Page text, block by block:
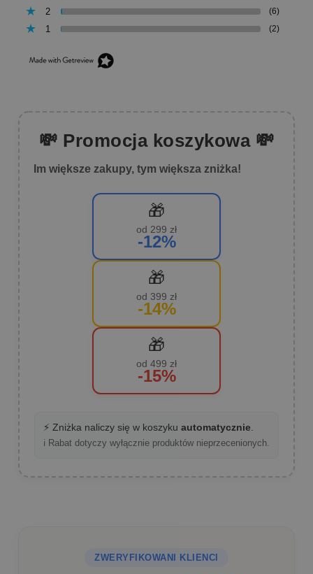
2 (6)
1 (2)
💸 Promocja koszykowa 💸
Im większe zakupy, tym większa zniżka!
🎁
od 299 zł
-12%
🎁
od 399 zł
-14%
🎁
od 499 zł
-15%
⚡ Zniżka naliczy się w koszyku automatycznie
ℹ️ Rabat dotyczy wyłącznie produktów nieprzecenionych.
ZWERYFIKOWANI KLIENCI